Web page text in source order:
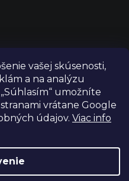
vašej skúsenosti,
a na analýzu
umožníte
vrátane Google
údajov. Viac info
. Všetky práva vyhradené.
cookies